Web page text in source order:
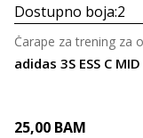
Dostupno boja:2
adidas 3S ESS C
Čarape za trening za
25,00 BAM